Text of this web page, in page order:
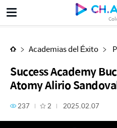
Academias del Éxito
Success Academy
Atomy Alirio
237 2 2025.02.07